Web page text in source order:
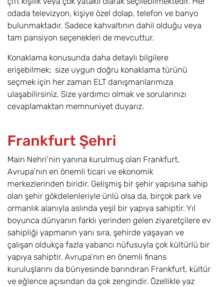
odada televizyon, kişiye özel dolap, telefon ve banyo
bulunmaktadır. Sadece kahvaltının dahil olduğu veya
tam pansiyon seçenekleri de mevcuttur.
Konaklama konusunda daha detaylı bilgilere
erişebilmek; size uygun doğru konaklama türünü
seçmek için her zaman ELT danışmanlarımıza
ulaşabilirsiniz. Size yardımcı olmak ve sorularınızı
cevaplamaktan memnuniyet duyarız.
Frankfurt Şehri
Main Nehri’nin yanına kurulmuş olan Frankfurt,
Avrupa’nın en önemli ticari ve ekonomik
merkezlerinden biridir. Gelişmiş bir şehir yapısına sahip
olan şehir gökdelenleriyle ünlü olsa da, birçok park ve
ormanlık alanıyla aslında yeşil bir yapıya sahiptir. Yıl
boyunca dünyanın farklı yerinden gelen ziyaretçilere ev
sahipliği yapmanın yanı sıra, şehirde yaşayan ve
çalışan oldukça fazla yabancı nüfusuyla çok kültürlü bir
yapıya sahiptir. Avrupa’nın en önemli finans
kuruluşlarını da bünyesinde barındıran Frankfurt, kültür
ve eğlence açısından da çok zengindir. Özellikle yaz